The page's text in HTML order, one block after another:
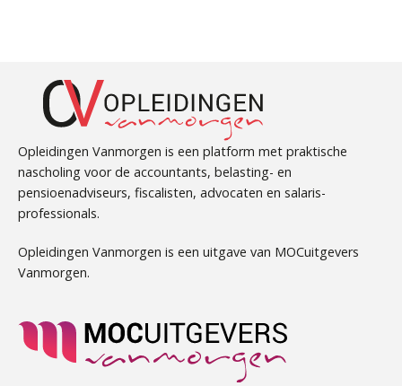
Opleidingen Vanmorgen is een platform met praktische
nascholing voor de accountants, belasting- en
pensioenadviseurs, fiscalisten, advocaten en salaris-
professionals.
Opleidingen Vanmorgen is een uitgave van MOCuitgevers
Vanmorgen.